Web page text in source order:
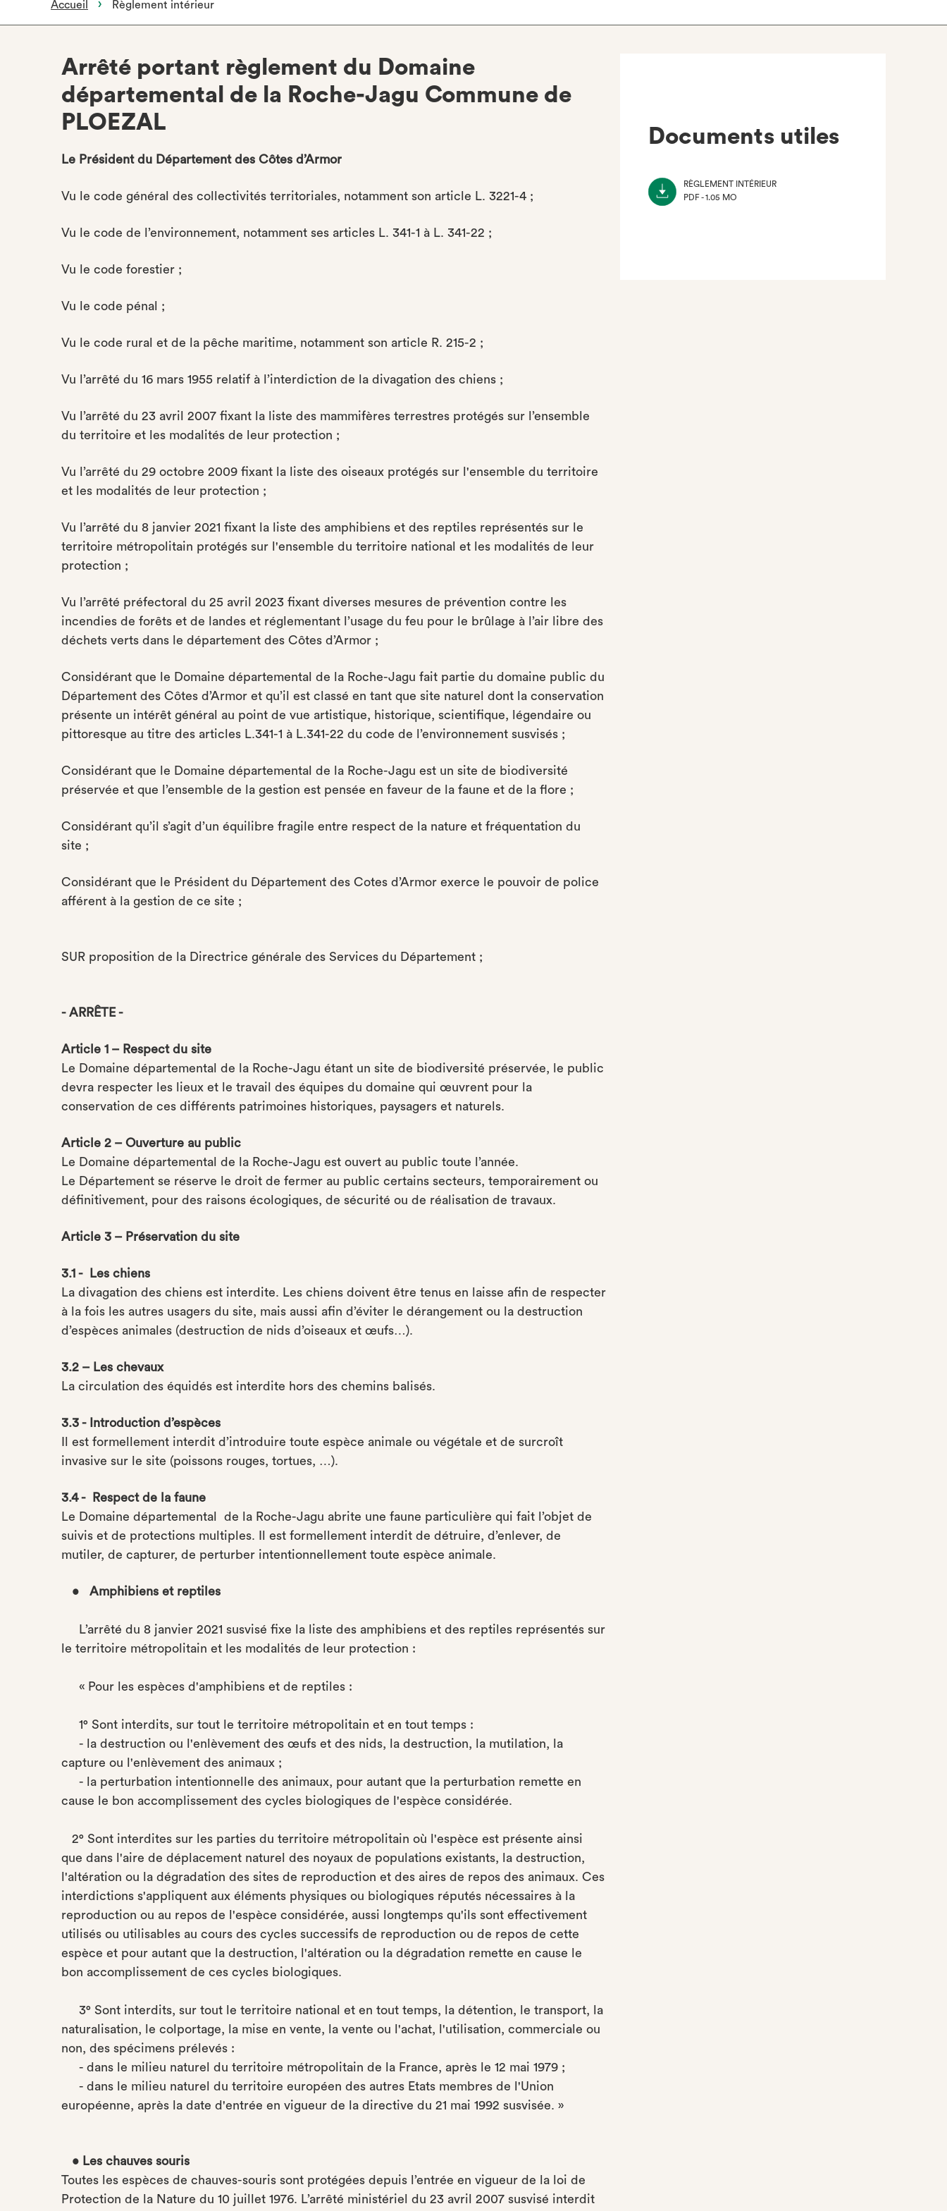
Accueil Règlement intérieur
Arrêté portant règlement du Domaine
départemental de la Roche-Jagu Commune de
PLOEZAL
Le Président du Département des Côtes d’Armor
Vu le code général des collectivités territoriales, notamment son article L. 3221-4 ;
Vu le code de l’environnement, notamment ses articles L. 341-1 à L. 341-22 ;
Vu le code forestier ;
Vu le code pénal ;
Vu le code rural et de la pêche maritime, notamment son article R. 215-2 ;
Vu l’arrêté du 16 mars 1955 relatif à l’interdiction de la divagation des chiens ;
Vu l’arrêté du 23 avril 2007 fixant la liste des mammifères terrestres protégés sur l’ensemble
du territoire et les modalités de leur protection ;
Vu l’arrêté du 29 octobre 2009 fixant la liste des oiseaux protégés sur l'ensemble du territoire
et les modalités de leur protection ;
Vu l’arrêté du 8 janvier 2021 fixant la liste des amphibiens et des reptiles représentés sur le
territoire métropolitain protégés sur l'ensemble du territoire national et les modalités de leur
protection ;
Vu l’arrêté préfectoral du 25 avril 2023 fixant diverses mesures de prévention contre les
incendies de forêts et de landes et réglementant l’usage du feu pour le brûlage à l’air libre des
déchets verts dans le département des Côtes d’Armor ;
Considérant que le Domaine départemental de la Roche-Jagu fait partie du domaine public du
Département des Côtes d’Armor et qu’il est classé en tant que site naturel dont la conservation
présente un intérêt général au point de vue artistique, historique, scientifique, légendaire ou
pittoresque au titre des articles L.341-1 à L.341-22 du code de l’environnement susvisés ;
Considérant que le Domaine départemental de la Roche-Jagu est un site de biodiversité
préservée et que l’ensemble de la gestion est pensée en faveur de la faune et de la flore ;
Considérant qu’il s’agit d’un équilibre fragile entre respect de la nature et fréquentation du
site ;
Considérant que le Président du Département des Cotes d’Armor exerce le pouvoir de police
afférent à la gestion de ce site ;
SUR proposition de la Directrice générale des Services du Département ;
- ARRÊTE -
Article 1 – Respect du site
Le Domaine départemental de la Roche-Jagu étant un site de biodiversité préservée, le public
devra respecter les lieux et le travail des équipes du domaine qui œuvrent pour la
conservation de ces différents patrimoines historiques, paysagers et naturels.
Article 2 – Ouverture au public
Le Domaine départemental de la Roche-Jagu est ouvert au public toute l’année.
Le Département se réserve le droit de fermer au public certains secteurs, temporairement ou
définitivement, pour des raisons écologiques, de sécurité ou de réalisation de travaux.
Article 3 – Préservation du site
3.1 - Les chiens
La divagation des chiens est interdite. Les chiens doivent être tenus en laisse afin de respecter
à la fois les autres usagers du site, mais aussi afin d’éviter le dérangement ou la destruction
d’espèces animales (destruction de nids d’oiseaux et œufs…).
3.2 – Les chevaux
La circulation des équidés est interdite hors des chemins balisés.
3.3 - Introduction d’espèces
Il est formellement interdit d’introduire toute espèce animale ou végétale et de surcroît
invasive sur le site (poissons rouges, tortues, …).
3.4 - Respect de la faune
Le Domaine départemental de la Roche-Jagu abrite une faune particulière qui fait l’objet de
suivis et de protections multiples. Il est formellement interdit de détruire, d’enlever, de
mutiler, de capturer, de perturber intentionnellement toute espèce animale.
• Amphibiens et reptiles
L’arrêté du 8 janvier 2021 susvisé fixe la liste des amphibiens et des reptiles représentés sur
le territoire métropolitain et les modalités de leur protection :
« Pour les espèces d'amphibiens et de reptiles :
1° Sont interdits, sur tout le territoire métropolitain et en tout temps :
- la destruction ou l'enlèvement des œufs et des nids, la destruction, la mutilation, la
capture ou l'enlèvement des animaux ;
- la perturbation intentionnelle des animaux, pour autant que la perturbation remette en
cause le bon accomplissement des cycles biologiques de l'espèce considérée.
2° Sont interdites sur les parties du territoire métropolitain où l'espèce est présente ainsi
que dans l'aire de déplacement naturel des noyaux de populations existants, la destruction,
l'altération ou la dégradation des sites de reproduction et des aires de repos des animaux. Ces
interdictions s'appliquent aux éléments physiques ou biologiques réputés nécessaires à la
reproduction ou au repos de l'espèce considérée, aussi longtemps qu'ils sont effectivement
utilisés ou utilisables au cours des cycles successifs de reproduction ou de repos de cette
espèce et pour autant que la destruction, l'altération ou la dégradation remette en cause le
bon accomplissement de ces cycles biologiques.
3° Sont interdits, sur tout le territoire national et en tout temps, la détention, le transport, la
naturalisation, le colportage, la mise en vente, la vente ou l'achat, l'utilisation, commerciale ou
non, des spécimens prélevés :
- dans le milieu naturel du territoire métropolitain de la France, après le 12 mai 1979 ;
- dans le milieu naturel du territoire européen des autres Etats membres de l'Union
européenne, après la date d'entrée en vigueur de la directive du 21 mai 1992 susvisée. »
• Les chauves souris
Toutes les espèces de chauves-souris sont protégées depuis l’entrée en vigueur de la loi de
Protection de la Nature du 10 juillet 1976. L’arrêté ministériel du 23 avril 2007 susvisé interdit
Documents utiles
RÈGLEMENT INTÉRIEUR
PDF - 1.05 MO